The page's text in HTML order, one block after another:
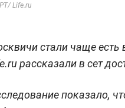
Life.ru
стали чаще есть
рассказали в сет
показало,